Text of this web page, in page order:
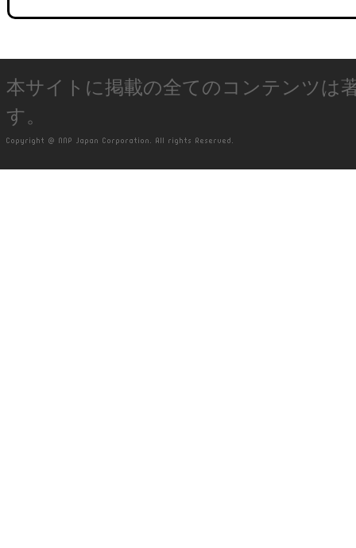
本サイトに掲載の全てのコンテンツは
す。